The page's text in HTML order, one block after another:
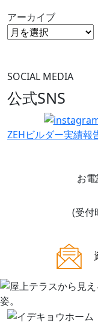
アーカイブ
SOCIAL MEDIA
公式SNS
ZEHビルダー実績報
お
(受付